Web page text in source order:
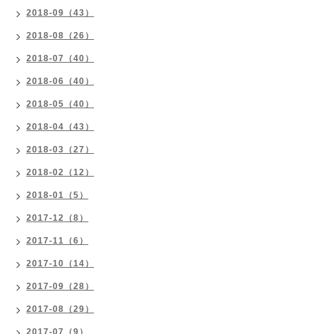
2018-09（43）
2018-08（26）
2018-07（40）
2018-06（40）
2018-05（40）
2018-04（43）
2018-03（27）
2018-02（12）
2018-01（5）
2017-12（8）
2017-11（6）
2017-10（14）
2017-09（28）
2017-08（29）
2017-07（9）